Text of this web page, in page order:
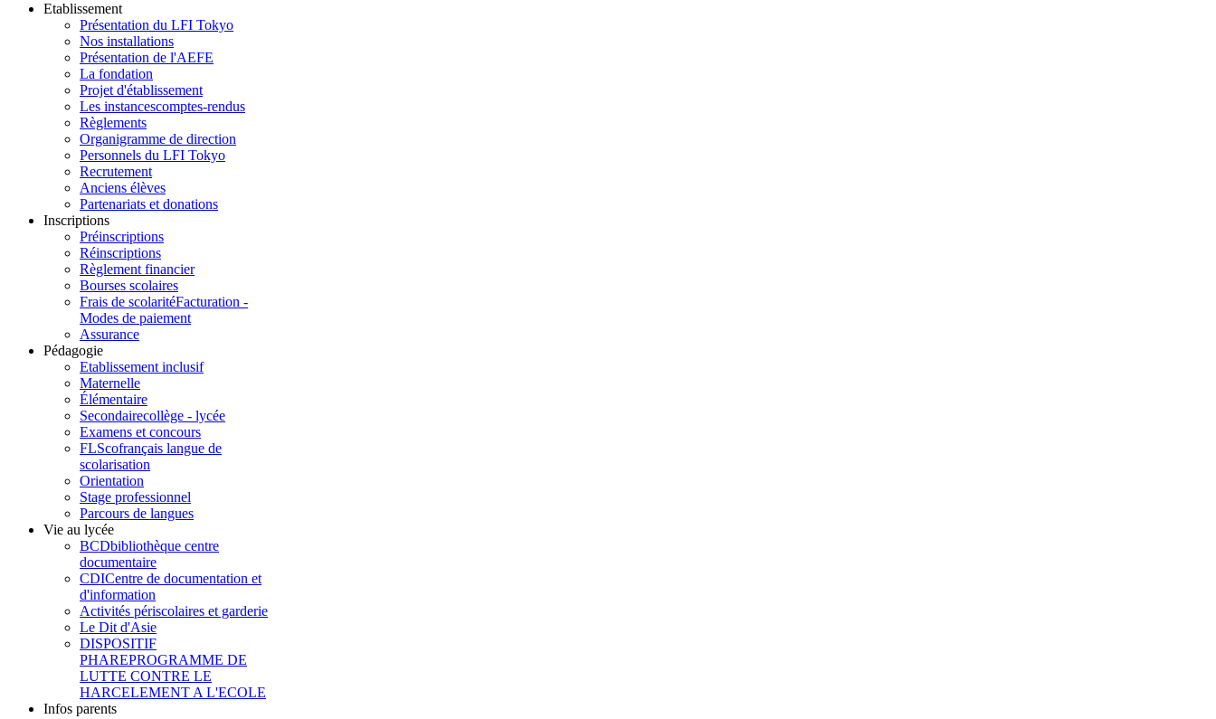
Etablissement
Présentation du LFI Tokyo
Nos installations
Présentation de l'AEFE
La fondation
Projet d'établissement
Les instancescomptes-rendus
Règlements
Organigramme de direction
Personnels du LFI Tokyo
Recrutement
Anciens élèves
Partenariats et donations
Inscriptions
Préinscriptions
Réinscriptions
Règlement financier
Bourses scolaires
Frais de scolaritéFacturation -
Modes de paiement
Assurance
Pédagogie
Etablissement inclusif
Maternelle
Élémentaire
Secondairecollège - lycée
Examens et concours
FLScofrançais langue de
scolarisation
Orientation
Stage professionnel
Parcours de langues
Vie au lycée
BCDbibliothèque centre
documentaire
CDICentre de documentation et
d'information
Activités périscolaires et garderie
Le Dit d'Asie
DISPOSITIF
PHAREPROGRAMME DE
LUTTE CONTRE LE
HARCELEMENT A L'ECOLE
Infos parents